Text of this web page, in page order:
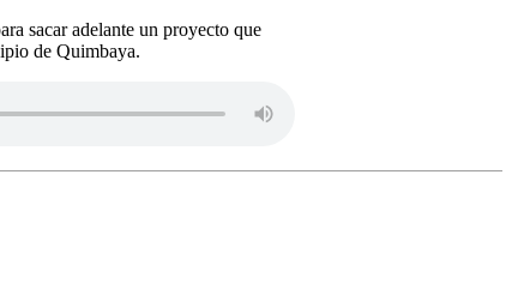
sacar adelante un proyecto que
de Quimbaya.